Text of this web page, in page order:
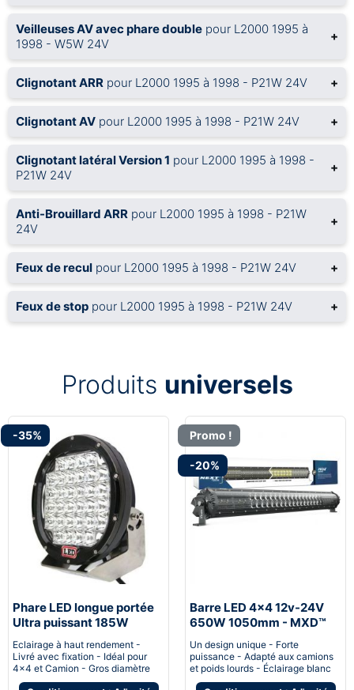
Veilleuses AV avec phare double pour L2000 1995 à
1998 - W5W 24V
+
Clignotant ARR pour L2000 1995 à 1998 - P21W 24V +
Clignotant AV pour L2000 1995 à 1998 - P21W 24V +
Clignotant latéral Version 1 pour L2000 1995 à 1998 -
P21W 24V
+
Anti-Brouillard ARR pour L2000 1995 à 1998 - P21W
24V
+
Feux de recul pour L2000 1995 à 1998 - P21W 24V +
Feux de stop pour L2000 1995 à 1998 - P21W 24V +
Produits universels
-35%
Phare LED longue portée
Ultra puissant 185W
Eclairage à haut rendement -
Livré avec fixation - Idéal pour
4x4 et Camion - Gros diamètre
Promo !
-20%
Barre LED 4x4 12v-24V
650W 1050mm - MXD™
Un design unique - Forte
puissance - Adapté aux camions
et poids lourds - Éclairage blanc